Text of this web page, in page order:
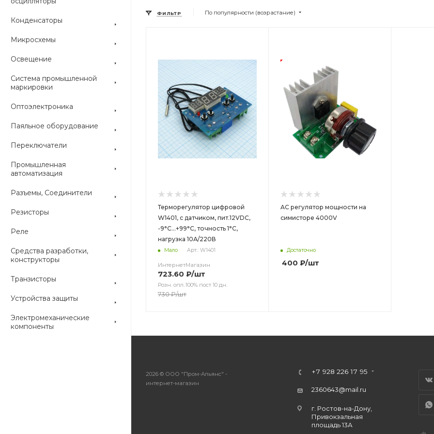
Конденсаторы
Микросхемы
Освещение
Система промышленной
маркировки
Оптоэлектроника
Паяльное оборудование
Переключатели
Промышленная
автоматизация
Разъемы, Соединители
Резисторы
Реле
Средства разработки,
конструкторы
Транзисторы
Устройства защиты
Электромеханические
компоненты
ФИЛЬТР По популярности (возрастание)
Терморегулятор цифровой
W1401, с датчиком, пит.12VDC,
-9°С...+99°С, точность 1°С,
нагрузка 10А/220В
Мало Арт.: W1401
ИнтернетМагазин
723.60 ₽/шт
Розн. опл.:100% пост 10 дн.
730₽/шт
AC регулятор мощности на
симисторе 4000V
Достаточно
400 ₽/шт
2026 © ООО "Пром-Альянс" -
интернет-магазин
+7 928 226 17 95
2360643@mail.ru
г. Ростов-на-Дону,
Привокзальная
площадь 13А